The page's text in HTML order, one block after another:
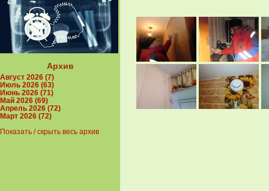
Архив
Август 2026 (7)
Июль 2026 (63)
Июнь 2026 (71)
Май 2026 (69)
Апрель 2026 (72)
Март 2026 (72)
Показать / скрыть весь архив